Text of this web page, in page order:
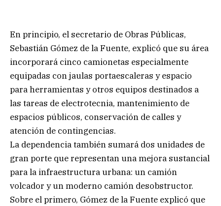
En principio, el secretario de Obras Públicas,
Sebastián Gómez de la Fuente, explicó que su área
incorporará cinco camionetas especialmente
equipadas con jaulas portaescaleras y espacio
para herramientas y otros equipos destinados a
las tareas de electrotecnia, mantenimiento de
espacios públicos, conservación de calles y
atención de contingencias.
La dependencia también sumará dos unidades de
gran porte que representan una mejora sustancial
para la infraestructura urbana: un camión
volcador y un moderno camión desobstructor.
Sobre el primero, Gómez de la Fuente explicó que